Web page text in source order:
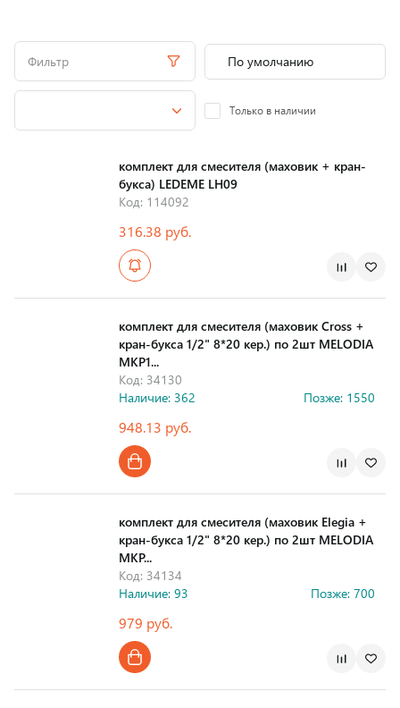
Фильтр
Только в наличии
комплект для смесителя (маховик + кран-
букса) LEDEME LH09
Код: 114092
316.38 руб.
комплект для смесителя (маховик Cross +
кран-букса 1/2" 8*20 кер.) по 2шт MELODIA
MKP1...
Код: 34130
Наличие: 362
Позже: 1550
948.13 руб.
комплект для смесителя (маховик Elegia +
кран-букса 1/2" 8*20 кер.) по 2шт MELODIA
MKP...
Код: 34134
Наличие: 93
Позже: 700
979 руб.